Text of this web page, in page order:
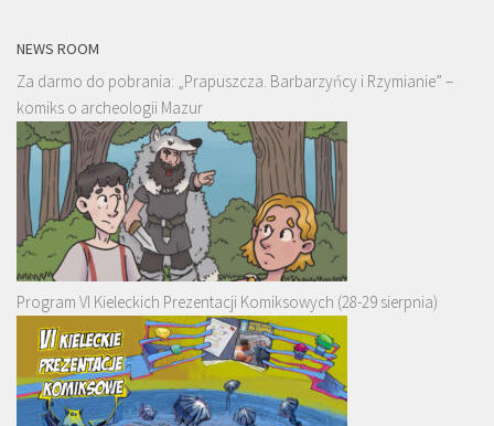
NEWS ROOM
Za darmo do pobrania: „Prapuszcza. Barbarzyńcy i Rzymianie” –
komiks o archeologii Mazur
Program VI Kieleckich Prezentacji Komiksowych (28-29 sierpnia)